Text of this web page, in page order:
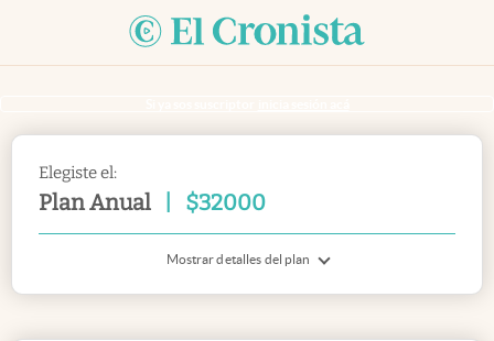
Elegiste el:
Plan Anual $32000
Mostrar detalles del plan